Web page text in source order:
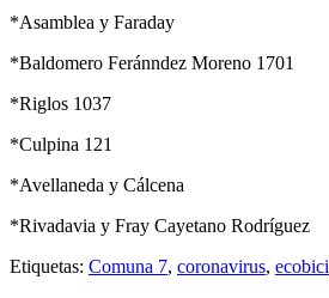
*Asamblea y Faraday
*Baldomero Feránndez Moreno 1701
*Riglos 1037
*Culpina 121
*Avellaneda y Cálcena
*Rivadavia y Fray Cayetano Rodríguez
Etiquetas: Comuna 7, coronavirus, ecobici